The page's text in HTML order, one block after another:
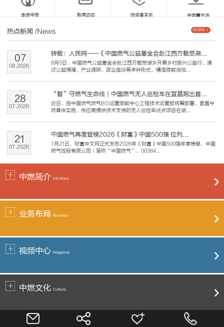
走进中燃 新闻动态 投资者关系 中燃慧生活
热点新闻 /News
转载：人民网——《中国燃气公益基金会赴江西万载茭湖...
8月5日，中国燃气公益基金会赴江西万载茭湖乡开展乡村振兴公益行。通
过公益捐赠、产业调研、政企座谈等多种形式，精准赋能当地...
08.2026
07
“智”守燃气生命线｜中国燃气无人巡检车在宜昌跑出首...
近日，由中国燃气燃气BG运营赋能中心工程技术运营部统筹部署、宜昌中
燃具体实施、供应商提供技术支持的无人巡检车试点项目在湖...
07.2026
28
中国燃气再度登榜2026《财富》中国500强 位列...
7月21日，财富中文网正式发布2026年《财富》中国500强年度榜单，中国
燃气控股有限公司（简称“中国燃气”，00384...
07.2026
21
MORE +
中燃简介 Introduce
业务布局 Business
视频中心 Magazine
中燃文化 Culture